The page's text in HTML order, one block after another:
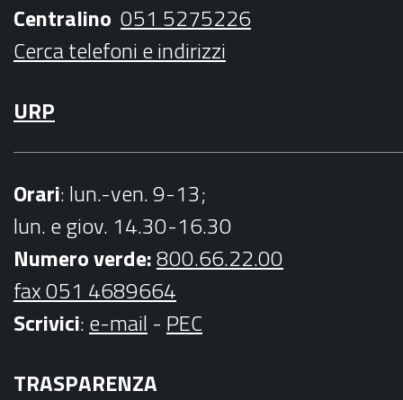
m
Centralino 051 5275226
Cerca telefoni e indirizzi
URP
Orari: lun.-ven. 9-13;
lun. e giov. 14.30-16.30
Numero verde:800.66.22.00
fax 051 4689664
Scrivici:e-mail - PEC
TRASPARENZA